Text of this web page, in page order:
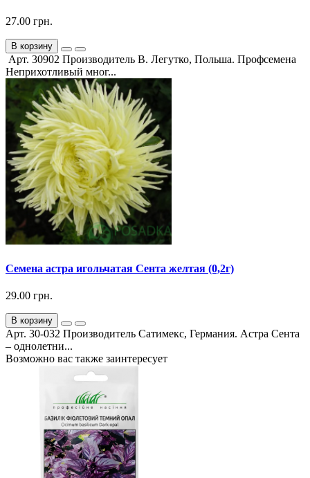
27.00 грн.
В корзину
Арт. 30902 Производитель В. Легутко, Польша. Профсемена
Неприхотливый мног...
Семена астра игольчатая Сента желтая (0,2г)
29.00 грн.
В корзину
Арт. 30-032 Производитель Сатимекс, Германия. Астра Сента
– однолетни...
Возможно вас также заинтересует